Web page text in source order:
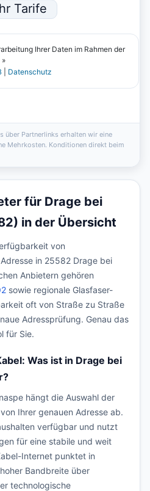
über Partnerlinks erhalten wir eine
Mehrkosten. Konditionen direkt beim
für Drage bei
in der Übersicht
von
in 25582 Drage bei
Anbietern gehören
sowie regionale Glasfaser-
oft von Straße zu Straße
Adressprüfung. Genau das
für Sie.
Was ist in Drage bei
hängt die Auswahl der
Ihrer genauen Adresse ab.
verfügbar und nutzt
für eine stabile und weit
Internet punktet in
Bandbreite über
technologische